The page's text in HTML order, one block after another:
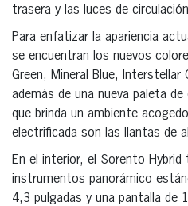
trasera y las luces de
Para enfatizar la apariencia
se encuentran los nuevos
Green, Mineral Blue, Interstellar
además de una nueva paleta
que brinda un ambiente
electrificada son las llantas de
En el interior, el Sorento Hybrid
instrumentos panorámico
4,3 pulgadas y una pantalla de